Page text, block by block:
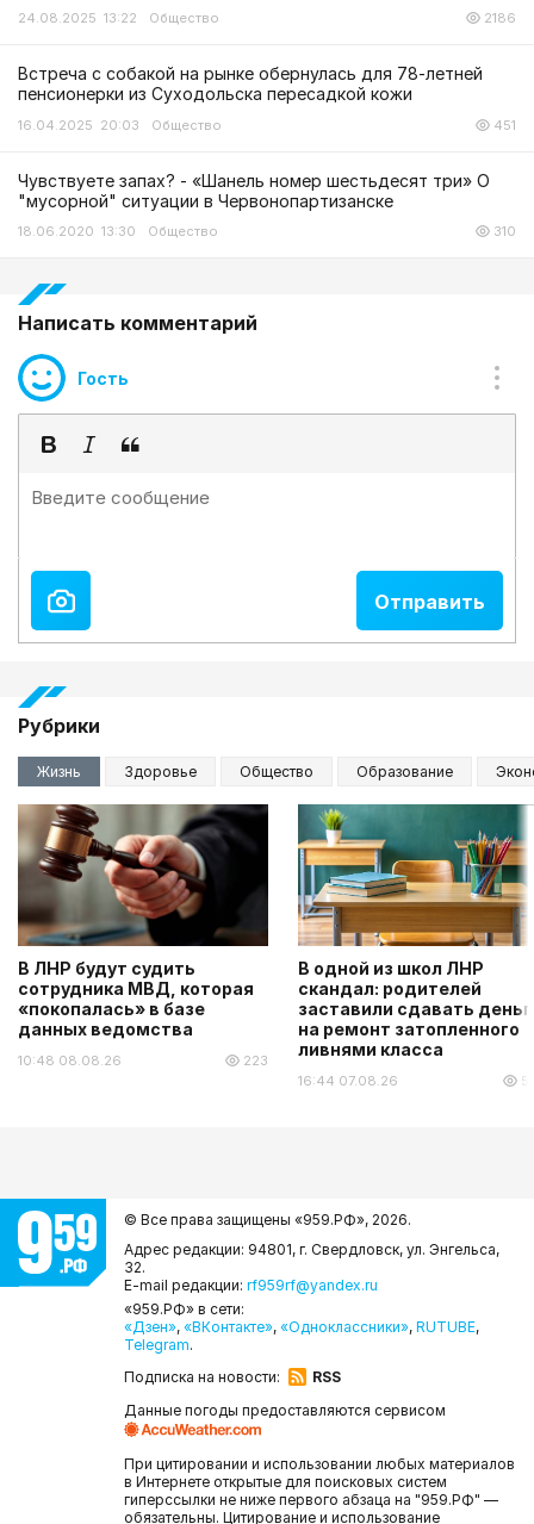
24.08.2025 13:22 Общество 2186
Встреча с собакой на рынке обернулась для 78-летней
пенсионерки из Суходольска пересадкой кожи
16.04.2025 20:03 Общество 451
Чувствуете запах? - «Шанель номер шестьдесят три» О
"мусорной" ситуации в Червонопартизанске
18.06.2020 13:30 Общество 310
Написать комментарий
Гость
Рубрики
Жизнь Здоровье Общество Образование
В ЛНР будут судить
сотрудника МВД, которая
«покопалась» в базе
данных ведомства
10:48 08.08.26 223
В одной из школ ЛНР
скандал: родителей
заставили сдавать
на ремонт затопленного
ливнями класса
16:44 07.08.26
© Все права защищены «959.РФ», 2026.
Адрес редакции: 94801, г. Свердловск, ул. Энгельса,
32.
E-mail редакции: rf959rf@yandex.ru
«959.РФ» в сети:
«Дзен», «ВКонтакте», «Одноклассники», RUTUBE,
Telegram.
Подписка на новости:
RSS
Данные погоды предоставляются сервисом
При цитировании и использовании любых материалов
в Интернете открытые для поисковых систем
гиперссылки не ниже первого абзаца на "959.РФ" —
обязательны. Цитирование и использование